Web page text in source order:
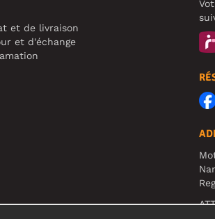
et de livraison
et d'échange